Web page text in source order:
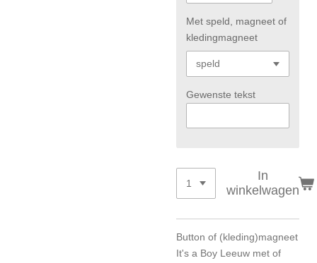
Met speld, magneet of
kledingmagneet
Gewenste tekst
In
winkelwagen
Button of (kleding)magneet
It's a Boy Leeuw met of